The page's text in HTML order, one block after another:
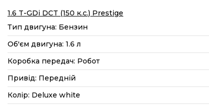
1.6 T-GDi DCT (150 к.с.) Prestige
Тип двигуна: Бензин
Об'єм двигуна: 1.6 л
Коробка передач: Робот
Привід: Передній
Колір: Deluxe white